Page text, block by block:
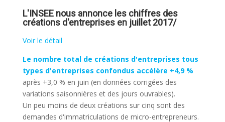
L'INSEE nous annonce les chiffres des
créations d'entreprises en juillet 2017/
Voir le détail
Le nombre total de créations d'entreprises tous
types d'entreprises confondus accélère +4,9 %
après +3,0 % en juin (en données corrigées des
variations saisonnières et des jours ouvrables).
Un peu moins de deux créations sur cinq sont des
demandes d'immatriculations de micro-entrepreneurs.